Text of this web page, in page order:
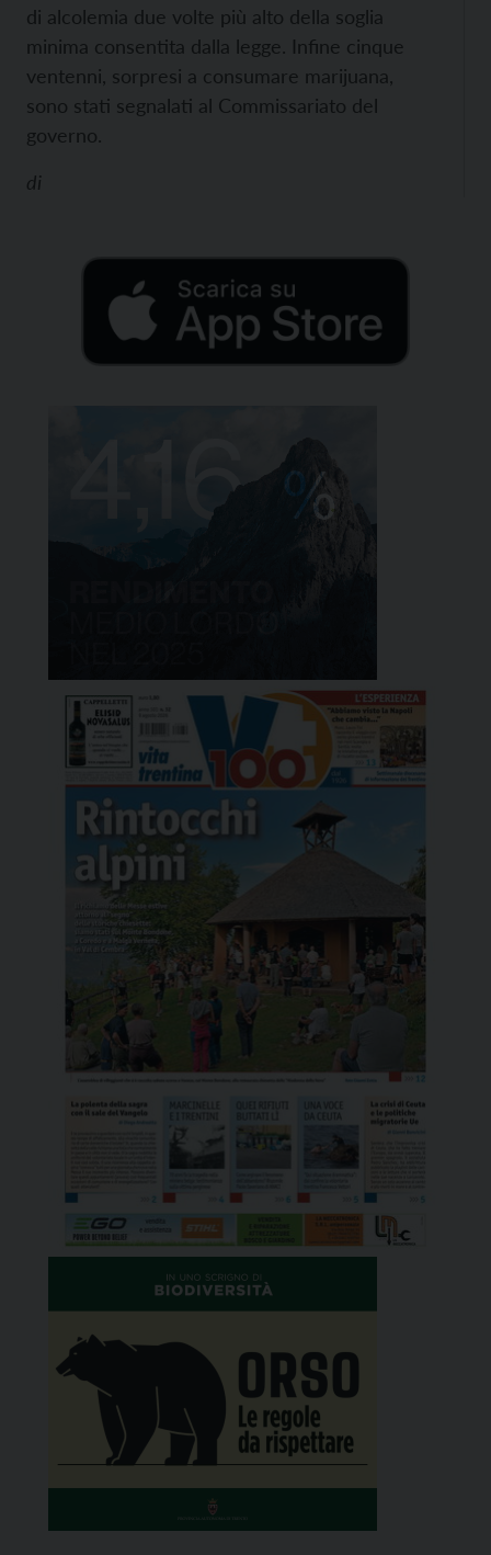
di alcolemia due volte più alto della soglia
minima consentita dalla legge. Infine cinque
ventenni, sorpresi a consumare marijuana,
sono stati segnalati al Commissariato del
governo.
di